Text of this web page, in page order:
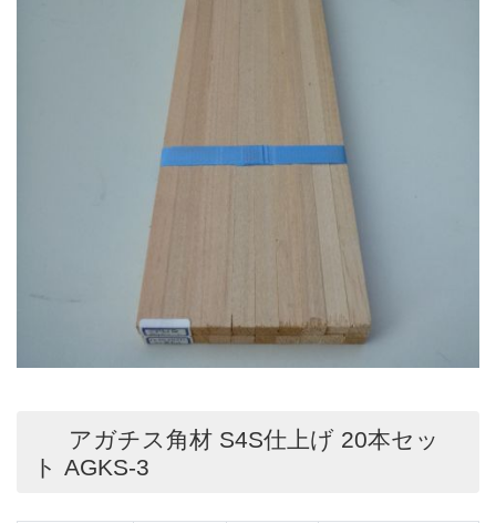
アガチス角材 S4S仕上げ 20本セッ
ト AGKS-3